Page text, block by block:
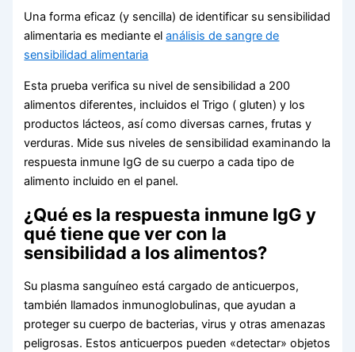
Una forma eficaz (y sencilla) de identificar su sensibilidad
alimentaria es mediante elanálisis de sangre de
sensibilidad alimentaria
Esta prueba verifica su nivel de sensibilidad a 200
alimentos diferentes, incluidos el Trigo ( gluten) y los
productos lácteos, así como diversas carnes, frutas y
verduras. Mide sus niveles de sensibilidad examinando la
respuesta inmune IgG de su cuerpo a cada tipo de
alimento incluido en el panel.
¿Qué es la respuesta inmune IgG y
qué tiene que ver con la
sensibilidad a los alimentos?
Su plasma sanguíneo está cargado de anticuerpos,
también llamados inmunoglobulinas, que ayudan a
proteger su cuerpo de bacterias, virus y otras amenazas
peligrosas. Estos anticuerpos pueden «detectar» objetos